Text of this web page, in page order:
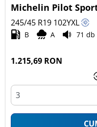
Michelin Pilot
245/45 R19 102YXL
B A 71 db
1.215,69 RON